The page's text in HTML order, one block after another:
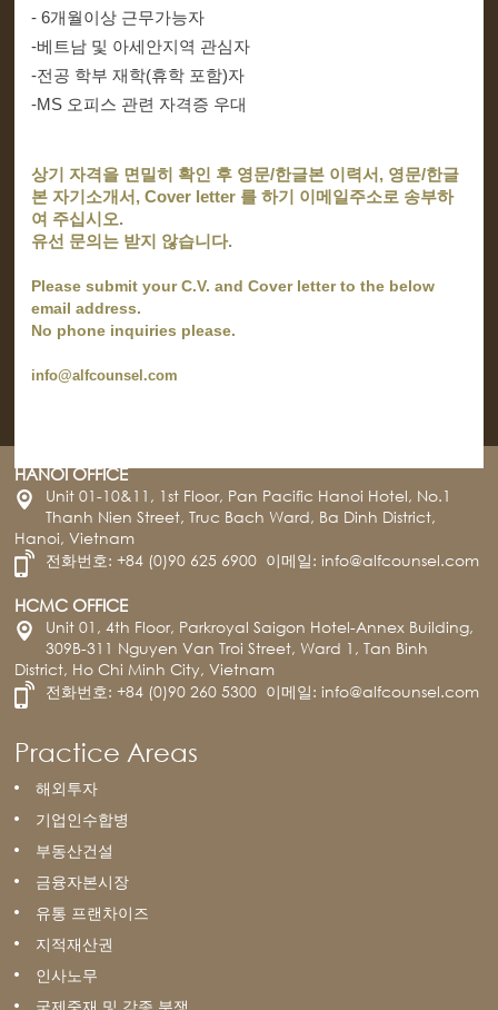
- 6개월이상 근무가능자
-베트남 및 아세안지역 관심자
-전공 학부 재학(휴학 포함)자
-MS 오피스 관련 자격증 우대
상기 자격을 면밀히 확인 후 영문/한글본 이력서, 영문/한글
본 자기소개서, Cover letter 를 하기 이메일주소로 송부하
여 주십시오.
유선 문의는 받지 않습니다.
Please submit your C.V. and Cover letter to the below
email address.
No phone inquiries please.
info@alfcounsel.com
HANOI OFFICE
Unit 01-10&11, 1st Floor, Pan Pacific Hanoi Hotel, No.1
Thanh Nien Street, Truc Bach Ward, Ba Dinh District,
Hanoi, Vietnam
전화번호:+84 (0)90 625 6900 이메일:info@alfcounsel.com
HCMC OFFICE
Unit 01, 4th Floor, Parkroyal Saigon Hotel-Annex Building,
309B-311 Nguyen Van Troi Street, Ward 1, Tan Binh
District, Ho Chi Minh City, Vietnam
전화번호:+84 (0)90 260 5300 이메일:info@alfcounsel.com
Practice Areas
해외투자
기업인수합병
부동산건설
금융자본시장
유통 프랜차이즈
지적재산권
인사노무